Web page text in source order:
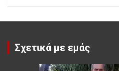
Σχετικά με εμάς